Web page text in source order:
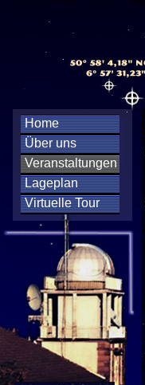
Home
Über uns
Veranstaltungen
Lageplan
Virtuelle Tour